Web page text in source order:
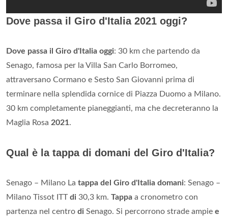
Dove passa il Giro d'Italia 2021 oggi?
Dove passa il Giro d'Italia oggi: 30 km che partendo da
Senago, famosa per la Villa San Carlo Borromeo,
attraversano Cormano e Sesto San Giovanni prima di
terminare nella splendida cornice di Piazza Duomo a Milano.
30 km completamente pianeggianti, ma che decreteranno la
Maglia Rosa 2021.
Qual è la tappa di domani del Giro d'Italia?
Senago – Milano La tappa del Giro d'Italia domani: Senago –
Milano Tissot ITTdi 30,3 km. Tappa a cronometro con
partenza nel centro di Senago. Si percorrono strade ampie e